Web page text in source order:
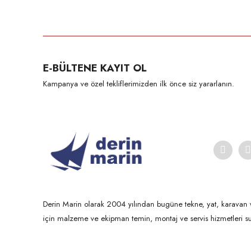
Ürün açıklamasında eksik bilgiler bulunuyor.
Ürün bilgilerinde hatalar bulunuyor.
E-BÜLTENE KAYIT OL
Kampanya ve özel tekliflerimizden ilk önce siz yararlanın.
Derin Marin olarak 2004 yılından bugüne tekne, yat, karavan
için malzeme ve ekipman temin, montaj ve servis hizmetleri